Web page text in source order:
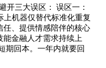
开三大误区： 误区一：
机器仅替代标准化重复
任、提供情感陪伴的核心
金融人才需求持续上
期回本。一年内就要回